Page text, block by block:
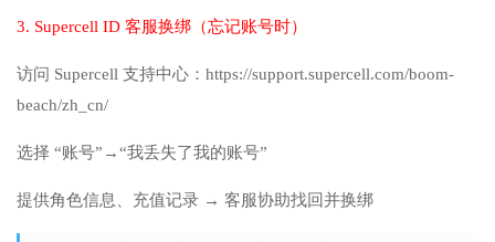
3. Supercell ID 客服换绑（忘记账号时）
访问 Supercell 支持中心：https://support.supercell.com/boom-
beach/zh_cn/
选择 “账号”→“我丢失了我的账号”
提供角色信息、充值记录 → 客服协助找回并换绑